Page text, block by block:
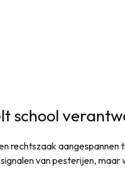
school
rechtszaak aangespannen
van pesterijen,